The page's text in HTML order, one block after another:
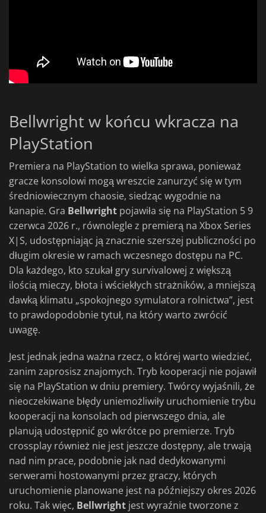
Bellwright w końcu wkracza na
PlayStation
Premiera na PlayStation to wielka sprawa, ponieważ
gracze konsolowi mogą wreszcie zanurzyć się w tym
średniowiecznym chaosie, siedząc wygodnie na
kanapie. Gra Bellwright pojawiła się na PlayStation 5 9
czerwca 2026 r., równolegle z premierą na Xbox Series
X|S, udostępniając ją znacznie szerszej publiczności po
długim okresie w ramach wczesnego dostępu na PC.
Dla każdego, kto szukał gry survivalowej z większą
ilością mieczy, błota i wściekłych strażników, a mniejszą
dawką klimatu „spokojnego symulatora rolnictwa”, jest
to prawdopodobnie tytuł, na który warto zwrócić
uwagę.
Jest jednak jedna ważna rzecz, o której warto wiedzieć,
zanim zaprosisz znajomych. Tryb kooperacji nie pojawił
się na PlayStation w dniu premiery. Twórcy wyjaśnili, że
nieoczekiwane błędy uniemożliwiły uruchomienie trybu
kooperacji na konsolach od pierwszego dnia, ale
planują udostępnić go wkrótce po premierze. Tryb
crossplay również nie jest jeszcze dostępny, ale trwają
nad nim prace, podobnie jak nad dedykowanymi
serwerami hostowanymi przez graczy, których
uruchomienie planowane jest na późniejszy okres 2026
roku. Tak więc, Bellwright jest wyraźnie tworzone z